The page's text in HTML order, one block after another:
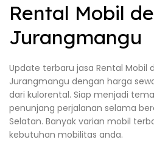
Rental Mobil
Jurangmangu
Update terbaru jasa Rental Mobil
Jurangmangu dengan harga
dari kulorental. Siap menjadi
penunjang perjalanan selama
Selatan. Banyak varian mobil
kebutuhan mobilitas anda.